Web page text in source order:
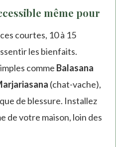
même pour
courtes, 10 à 15
les bienfaits.
comme Balasana
(chat-vache),
de blessure. Installez
de votre maison, loin des